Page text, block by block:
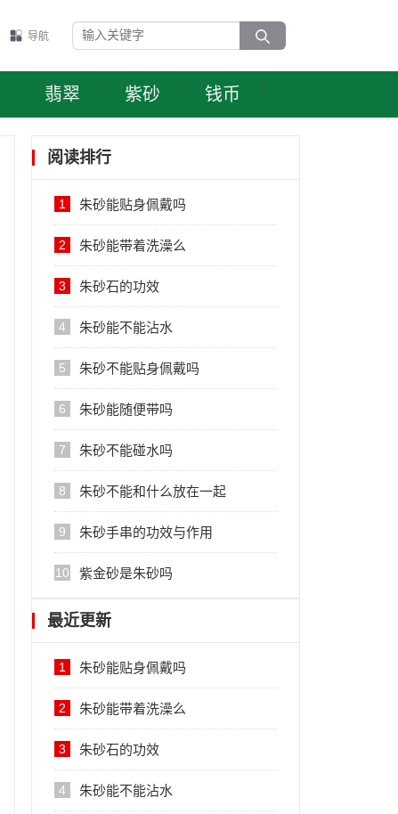
导航
翡翠 紫砂 钱币
阅读排行
1 朱砂能贴身佩戴吗
2 朱砂能带着洗澡么
3 朱砂石的功效
4 朱砂能不能沾水
5 朱砂不能贴身佩戴吗
6 朱砂能随便带吗
7 朱砂不能碰水吗
8 朱砂不能和什么放在一起
9 朱砂手串的功效与作用
10 紫金砂是朱砂吗
最近更新
1 朱砂能贴身佩戴吗
2 朱砂能带着洗澡么
3 朱砂石的功效
4 朱砂能不能沾水